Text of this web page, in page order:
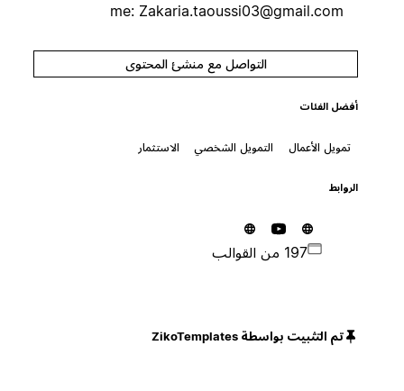
me:Zakaria.taoussi03@gmail.com
التواصل مع منشئ المحتوى
أفضل الفئات
تمويل الأعمال التمويل الشخصي الاستثمار
تم التثبيت بواسطة ZikoTemplates